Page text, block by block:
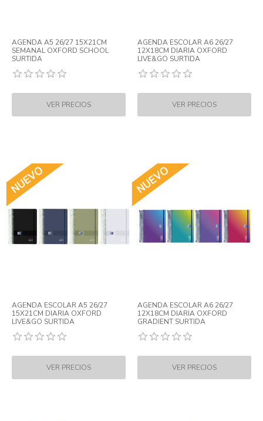
AGENDA A5 26/27 15X21CM
SEMANAL OXFORD SCHOOL
SURTIDA
AGENDA ESCOLAR A6 26/27
12X18CM DIARIA OXFORD
LIVE&GO SURTIDA
AGENDA ESCOLAR A5 26/27
15X21CM DIARIA OXFORD
LIVE&GO SURTIDA
AGENDA ESCOLAR A6 26/27
12X18CM DIARIA OXFORD
GRADIENT SURTIDA